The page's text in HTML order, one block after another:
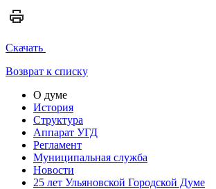
Скачать
Возврат к списку
О думе
История
Структура
Аппарат УГД
Регламент
Муниципальная служба
Новости
25 лет Ульяновской Городской Думе